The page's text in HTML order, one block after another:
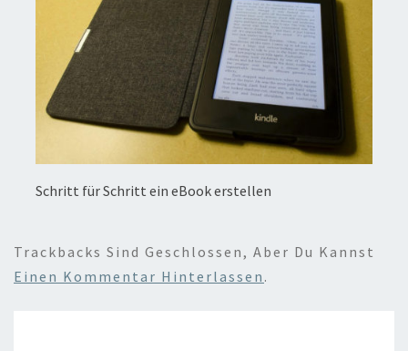
Schritt für Schritt ein eBook erstellen
Trackbacks Sind Geschlossen, Aber Du Kannst
Einen Kommentar Hinterlassen .